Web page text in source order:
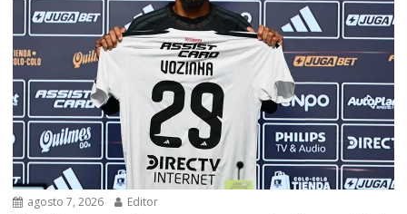
agosto 7, 2026 Editor